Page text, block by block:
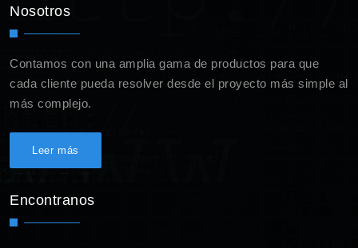
Nosotros
Contamos con una amplia gama de productos para que
cada cliente pueda resolver desde el proyecto más simple al
más complejo.
Leer más
Encontranos